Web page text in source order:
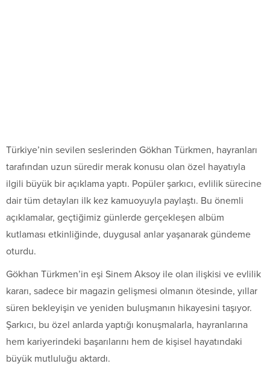
Türkiye’nin sevilen seslerinden Gökhan Türkmen, hayranları
tarafından uzun süredir merak konusu olan özel hayatıyla
ilgili büyük bir açıklama yaptı. Popüler şarkıcı, evlilik sürecine
dair tüm detayları ilk kez kamuoyuyla paylaştı. Bu önemli
açıklamalar, geçtiğimiz günlerde gerçekleşen albüm
kutlaması etkinliğinde, duygusal anlar yaşanarak gündeme
oturdu.
Gökhan Türkmen’in eşi Sinem Aksoy ile olan ilişkisi ve evlilik
kararı, sadece bir magazin gelişmesi olmanın ötesinde, yıllar
süren bekleyişin ve yeniden buluşmanın hikayesini taşıyor.
Şarkıcı, bu özel anlarda yaptığı konuşmalarla, hayranlarına
hem kariyerindeki başarılarını hem de kişisel hayatındaki
büyük mutluluğu aktardı.